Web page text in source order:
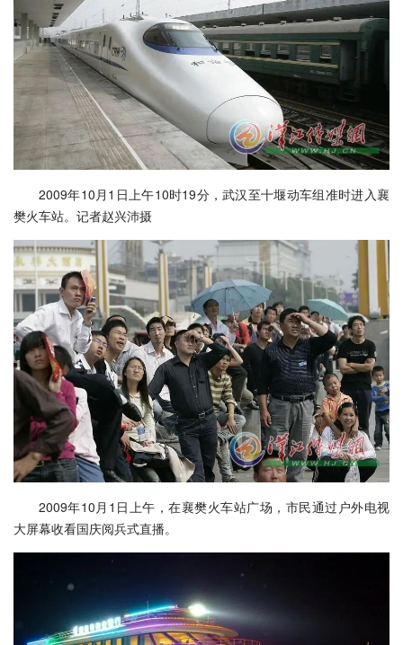
2009年10月1日上午10时19分，武汉至十堰动车组准时进入襄
樊火车站。记者赵兴沛摄
2009年10月1日上午，在襄樊火车站广场，市民通过户外电视
大屏幕收看国庆阅兵式直播。